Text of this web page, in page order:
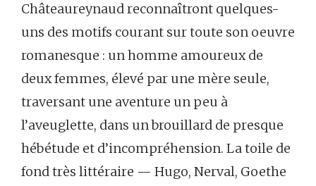
Châteaureynaud reconnaîtront quelques-
uns des motifs courant sur toute son oeuvre
romanesque : un homme amoureux de
deux femmes, élevé par une mère seule,
traversant une aventure un peu à
l’aveuglette, dans un brouillard de presque
hébétude et d’incompréhension. La toile de
fond très littéraire — Hugo, Nerval, Goethe